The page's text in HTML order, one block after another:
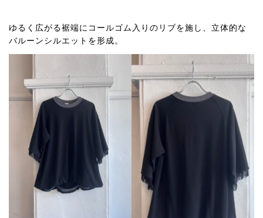
ゆるく広がる裾端にコールゴム入りのリブを施し、立体的な
バルーンシルエットを形成。